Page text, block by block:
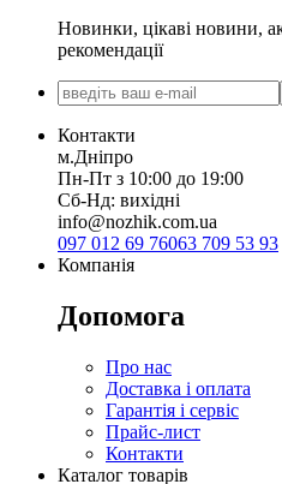
Новинки, цікаві новини,
рекомендації
Контакти
м.Дніпро
Пн-Пт з 10:00 до 19:00
Сб-Нд: вихідні
info@nozhik.com.ua
097 012 69 76063 709 53 93
Компанія
Допомога
Про нас
Доставка і оплата
Гарантія і сервіс
Прайс-лист
Контакти
Каталог товарів